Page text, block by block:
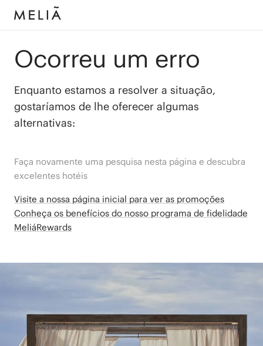
Ocorreu um erro
Enquanto estamos a resolver a situação,
gostaríamos de lhe oferecer algumas
alternativas:
Faça novamente uma pesquisa nesta página e descubra
excelentes hotéis
Visite a nossa página inicial para ver as promoções
Conheça os benefícios do nosso programa de fidelidade
MeliáRewards